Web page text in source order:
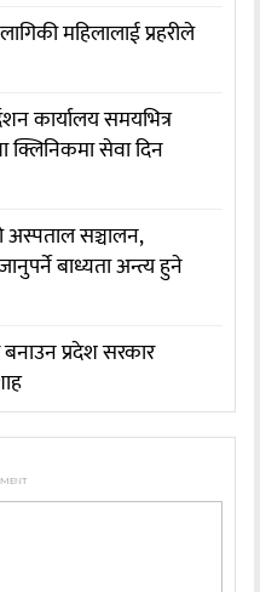
महिलालाई प्रहरीले
कार्यालय समयभित्र
क्लिनिकमा सेवा दिन
अस्पताल सञ्चालन,
बाध्यता अन्त्य हुने
बनाउन प्रदेश सरकार